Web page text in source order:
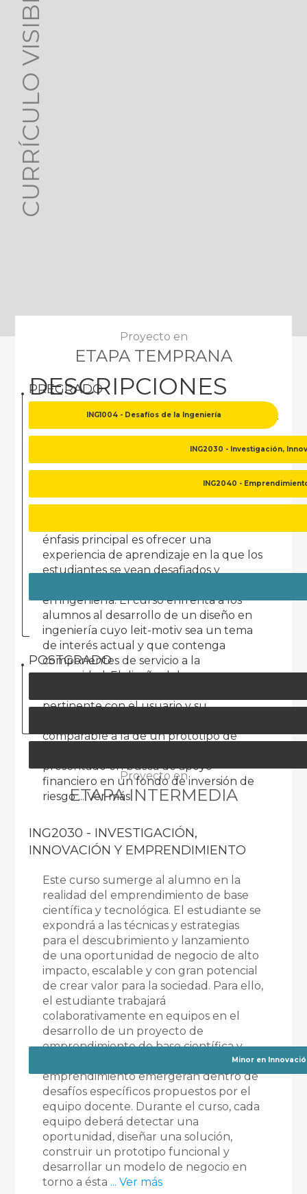
CURRÍCULO VISIBLE
Proyecto en
ETAPA TEMPRANA
PREGRADO
ING1004 - Desafíos de la Ingeniería
ING2030 - Investigación,
ING2040 -
POSTGRADO
Proyecto en
ETAPA INTERMEDIA
Minor en
DESCRIPCIONES
PREGRADO
ING1004 - DESAFIOS DE LA INGENIERÍA
énfasis principal es ofrecer una
experiencia de aprendizaje en la que los
estudiantes se vean desafiados y
en ingeniería. El curso enfrenta a los
alumnos al desarrollo de un diseño en
ingeniería cuyo leit-motiv sea un tema
de interés actual y que contenga
componentes de servicio a la
comunidad. El diseño debe ser
pertinente con el usuario y su
comparable a la de un prototipo de
presentado en busca de apoyo
financiero en un fondo de inversión de
riesgo... Ver más
ING2030 - INVESTIGACIÓN,
INNOVACIÓN Y EMPRENDIMIENTO
Este curso sumerge al alumno en la
realidad del emprendimiento de base
científica y tecnológica. El estudiante se
expondrá a las técnicas y estrategias
para el descubrimiento y lanzamiento
de una oportunidad de negocio de alto
impacto, escalable y con gran potencial
de crear valor para la sociedad. Para ello,
el estudiante trabajará
colaborativamente en equipos en el
desarrollo de un proyecto de
emprendimiento de base científica y
emprendimiento emergerán dentro de
desafíos específicos propuestos por el
equipo docente. Durante el curso, cada
equipo deberá detectar una
oportunidad, diseñar una solución,
construir un prototipo funcional y
desarrollar un modelo de negocio en
torno a ésta ... Ver más